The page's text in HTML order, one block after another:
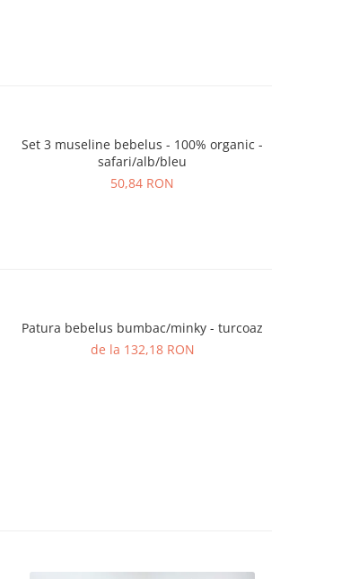
Set 3 museline bebelus - 100% organic -
safari/alb/bleu
50,84 RON
Patura bebelus bumbac/minky - turcoaz
de la 132,18 RON